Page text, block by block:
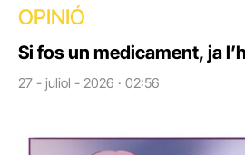
OPINIÓ
Si fos un medicament, ja
27 - juliol - 2026 · 02:56